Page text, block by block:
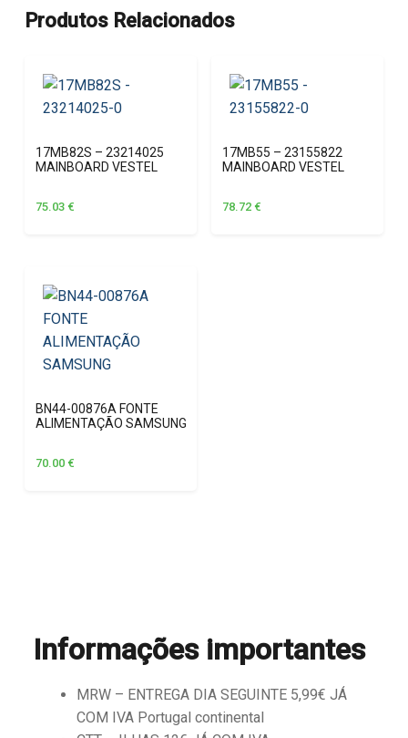
Produtos Relacionados
17MB82S – 23214025
MAINBOARD VESTEL
75.03 €
17MB55 – 23155822
MAINBOARD VESTEL
78.72 €
BN44-00876A FONTE
ALIMENTAÇÃO SAMSUNG
70.00 €
Informações importantes
MRW – ENTREGA DIA SEGUINTE 5,99€ JÁ
COM IVA Portugal continental